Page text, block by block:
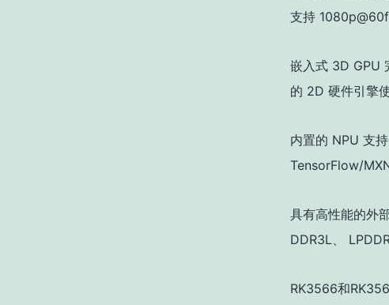
支持
嵌入式 3D GPU
的 2D 硬件引擎
内置的 NPU 支
TensorFlow/
具有高性能的外
DDR3L、
RK3566和